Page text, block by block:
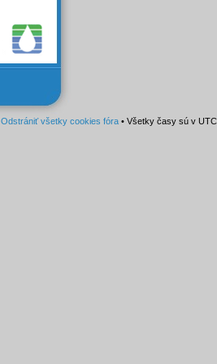
Odstrániť všetky cookies fóra • Všetky časy sú v UTC